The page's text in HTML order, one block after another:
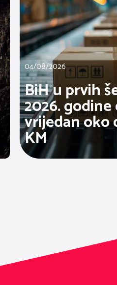
04/08/2026
BiH u prvih
2026.
vrijedan oko
KM